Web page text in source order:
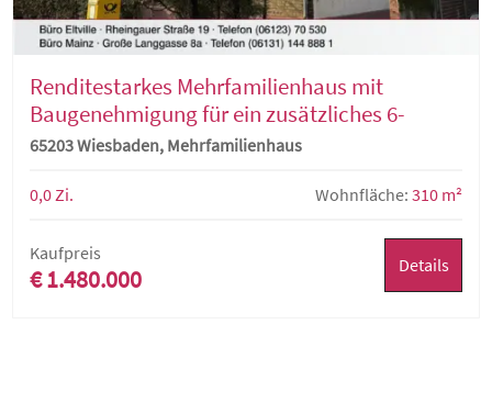
Renditestarkes Mehrfamilienhaus mit
Baugenehmigung für ein zusätzliches 6-
Familienhaus
65203 Wiesbaden, Mehrfamilienhaus
0,0 Zi. Wohnfläche: 310 m²
Kaufpreis
€ 1.480.000 Details